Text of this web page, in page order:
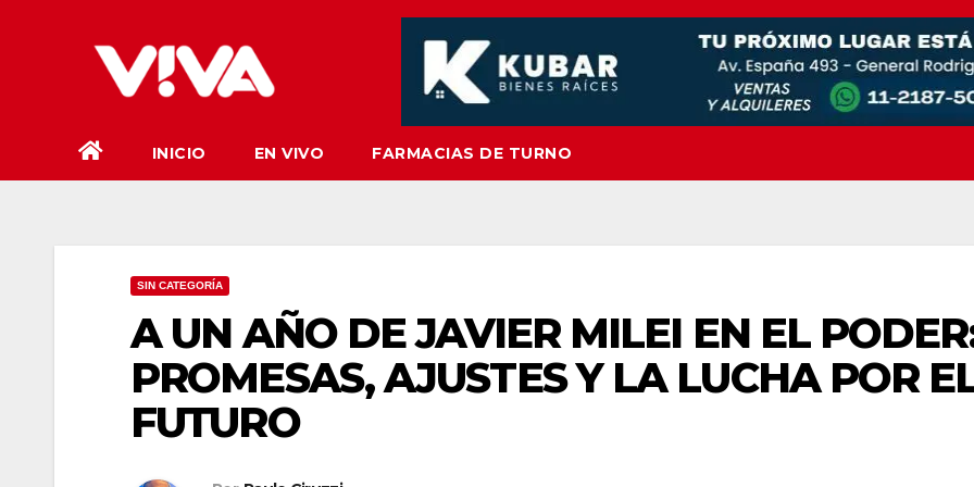
INICIO EN VIVO FARMACIAS DE TURNO
SIN CATEGORÍA
A UN AÑO DE JAVIER MILEI EN EL
PROMESAS, AJUSTES Y LA LUCHA POR
FUTURO